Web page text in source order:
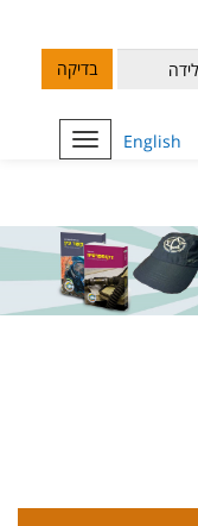
בדיקה
Toggle
navigation
English